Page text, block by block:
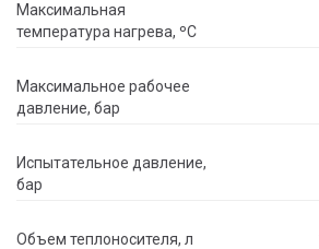
Максимальная
температура нагрева, ºC
Максимальное рабочее
давление, бар
Испытательное давление,
бар
Объем теплоносителя, л